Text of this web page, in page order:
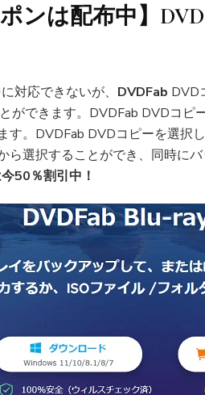
ンは配布中】
対応できないが、 DVDFab DVD
ができます。DVDFab DVDコピ
す。DVDFab DVDコピーを選択
ら選択することができ、同時に
50％割引中！